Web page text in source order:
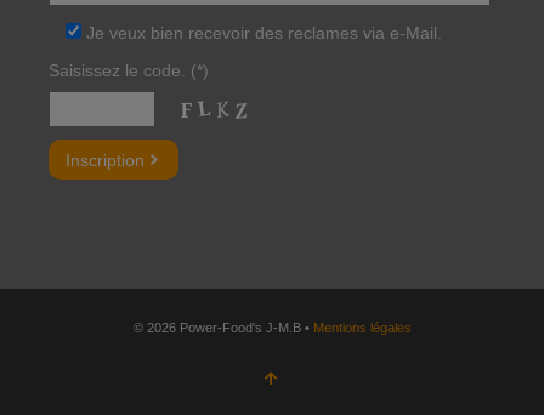
Je veux bien recevoir des reclames via e-Mail.
Saisissez le code. (*)
Bitte lasse dieses Feld leer.
© 2026 Power-Food's J-M.B • Mentions légales